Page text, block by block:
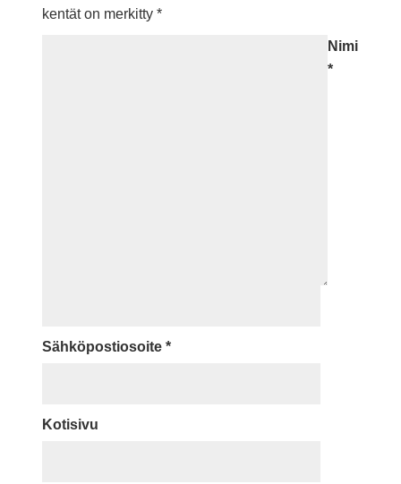
kentät on merkitty *
Nimi
*
Sähköpostiosoite *
Kotisivu